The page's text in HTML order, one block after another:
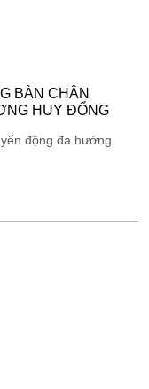
BÀN CHÂN
HUY ĐỔNG
động đa hướng